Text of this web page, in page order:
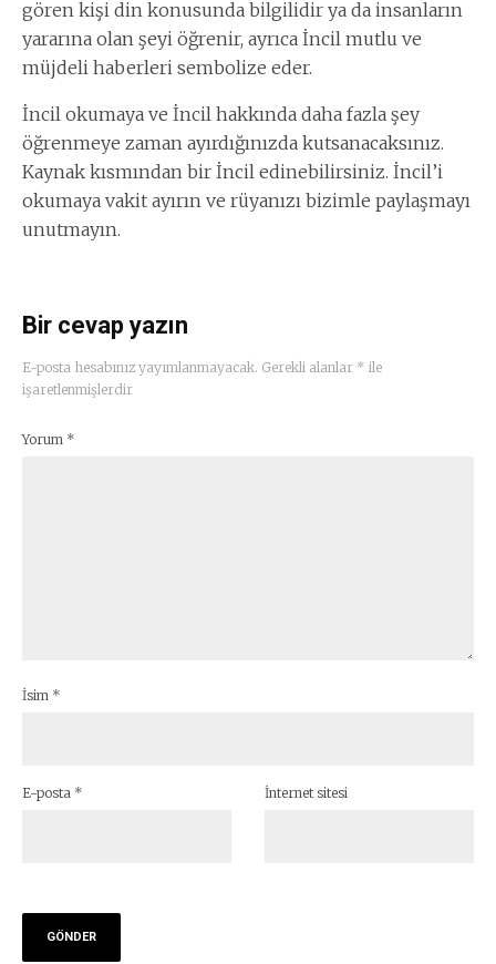
gören kişi din konusunda bilgilidir ya da insanların
yararına olan şeyi öğrenir, ayrıca İncil mutlu ve
müjdeli haberleri sembolize eder.
İncil okumaya ve İncil hakkında daha fazla şey
öğrenmeye zaman ayırdığınızda kutsanacaksınız.
Kaynak kısmından bir İncil edinebilirsiniz. İncil’i
okumaya vakit ayırın ve rüyanızı bizimle paylaşmayı
unutmayın.
Bir cevap yazın
E-posta hesabınız yayımlanmayacak. Gerekli alanlar * ile
işaretlenmişlerdir
Yorum *
İsim *
E-posta * İnternet sitesi